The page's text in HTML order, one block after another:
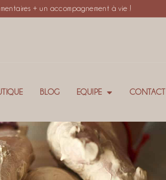
+ un accompagnement à vie !
BLOG EQUIPE CONTACT